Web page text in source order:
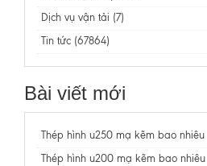
Dịch vụ vận tải (7)
Tin tức (67864)
Bài viết mới
Thép hình u250 mạ kẽm bao nhiêu
Thép hình u200 mạ kẽm bao nhiêu